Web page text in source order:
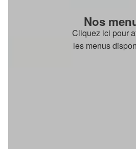
Nos
Cliquez ici pour
les menus